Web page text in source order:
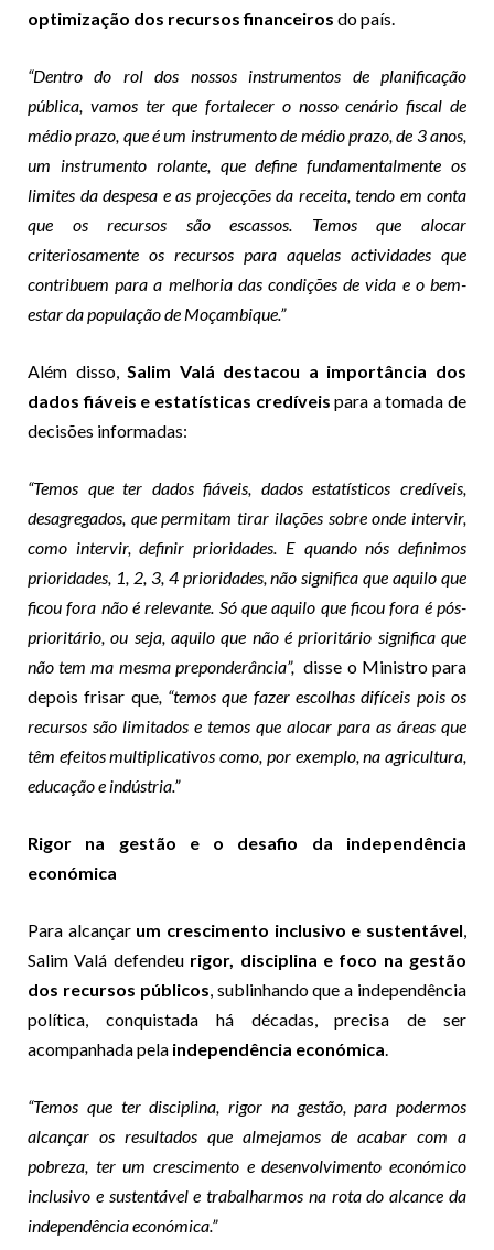
optimização dos recursos financeiros do país.
“Dentro do rol dos nossos instrumentos de planificação
pública, vamos ter que fortalecer o nosso cenário fiscal de
médio prazo, que é um instrumento de médio prazo, de 3 anos,
um instrumento rolante, que define fundamentalmente os
limites da despesa e as projecções da receita, tendo em conta
que os recursos são escassos. Temos que alocar
criteriosamente os recursos para aquelas actividades que
contribuem para a melhoria das condições de vida e o bem-
estar da população de Moçambique.”
Além disso,Salim Valá destacou a importância dos
dados fiáveis e estatísticas credíveis para a tomada de
decisões informadas:
“Temos que ter dados fiáveis, dados estatísticos credíveis,
desagregados, que permitam tirar ilações sobre onde intervir,
como intervir, definir prioridades. E quando nós definimos
prioridades, 1, 2, 3, 4 prioridades, não significa que aquilo que
ficou fora não é relevante. Só que aquilo que ficou fora é pós-
prioritário, ou seja, aquilo que não é prioritário significa que
não tem ma mesma preponderância”,disse o Ministro para
depois frisar que, “temos que fazer escolhas difíceis pois os
recursos são limitados e temos que alocar para as áreas que
têm efeitos multiplicativos como, por exemplo, na agricultura,
educação e indústria.”
Rigor na gestão e o desafio da independência
económica
Para alcançar um crescimento inclusivo e sustentável,
Salim Valá defendeu rigor, disciplina e foco na gestão
dos recursos públicos, sublinhando que a independência
política, conquistada há décadas, precisa de ser
acompanhada pela independência económica.
“Temos que ter disciplina, rigor na gestão, para podermos
alcançar os resultados que almejamos de acabar com a
pobreza, ter um crescimento e desenvolvimento económico
inclusivo e sustentável e trabalharmos na rota do alcance da
independência económica.”